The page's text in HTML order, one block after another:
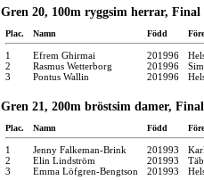
Gren 20, 100m ryggsim herrar, Final
Plac. Namn Född
1 Efrem Ghirmai 201996
2
Rasmus Wetterborg 201996
3
Pontus Wallin 201996
Gren 21, 200m bröstsim damer, Final
Plac. Namn Född
1 Jenny Falkeman-Brink 201993
2
Elin Lindström 201993
3
Emma Löfgren-Bengtson 201993